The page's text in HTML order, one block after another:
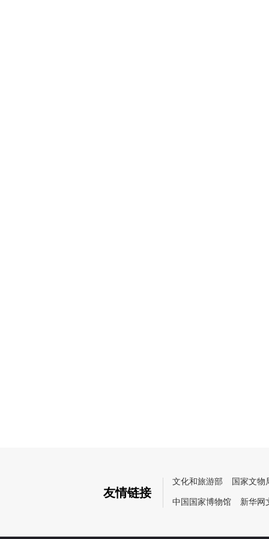
友情链接
文化和旅游部 国家文物
中国国家博物馆 新华网